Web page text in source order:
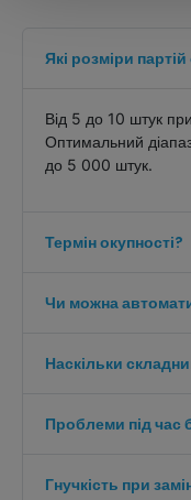
Які розміри
Від 5 до 10 штук
Оптимальний
до 5 000 штук.
Термін окупності?
Чи можна
Наскільки
Проблеми під час
Гнучкість при